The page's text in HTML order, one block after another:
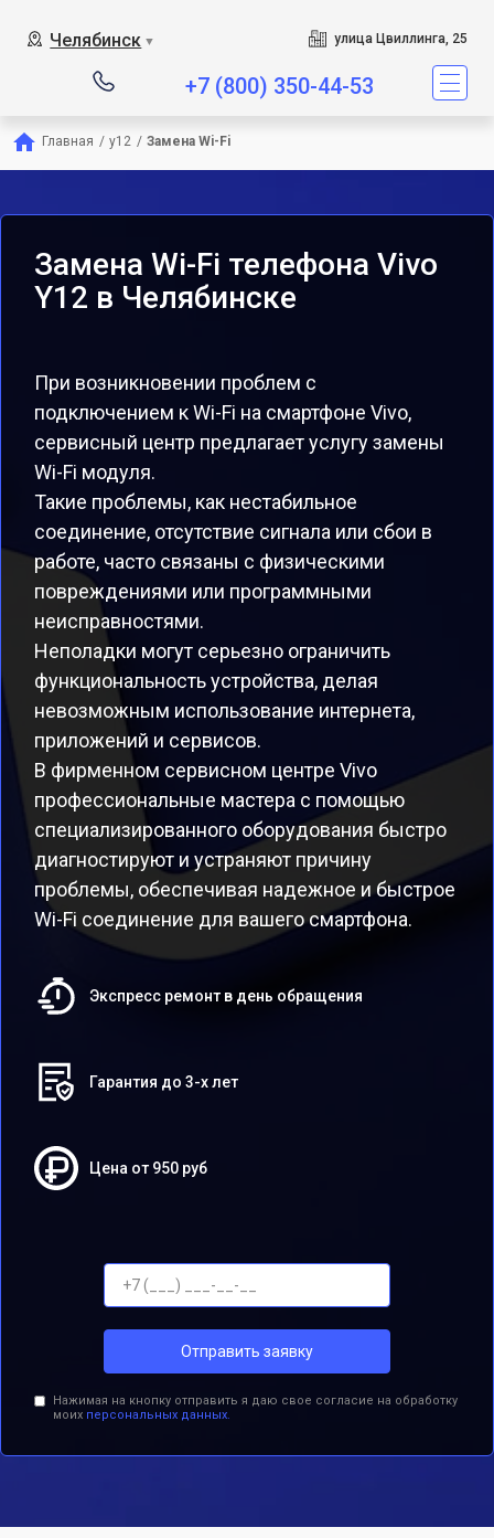
Челябинск ▼ улица Цвиллинга, 25
+7 (800) 350-44-53
Главная / y12 / Замена Wi-Fi
Замена Wi-Fi телефона Vivo
Y12 в Челябинске
При возникновении проблем с
подключением к Wi-Fi на смартфоне Vivo,
сервисный центр предлагает услугу замены
Wi-Fi модуля.
Такие проблемы, как нестабильное
соединение, отсутствие сигнала или сбои в
работе, часто связаны с физическими
повреждениями или программными
неисправностями.
Неполадки могут серьезно ограничить
функциональность устройства, делая
невозможным использование интернета,
приложений и сервисов.
В фирменном сервисном центре Vivo
профессиональные мастера с помощью
специализированного оборудования быстро
диагностируют и устраняют причину
проблемы, обеспечивая надежное и быстрое
Wi-Fi соединение для вашего смартфона.
Экспресс ремонт в день обращения
Гарантия до 3-х лет
Цена от 950 руб
Отправить заявку
Нажимая на кнопку отправить я даю свое согласие на обработку
моих персональных данных.